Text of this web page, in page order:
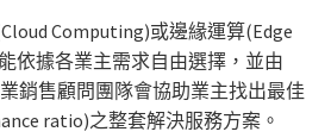
Computing)或邊緣運算(Edge
依據各業主需求自由選擇，並由
銷售顧問團隊會協助業主找出最佳
ratio)之整套解決服務方案。